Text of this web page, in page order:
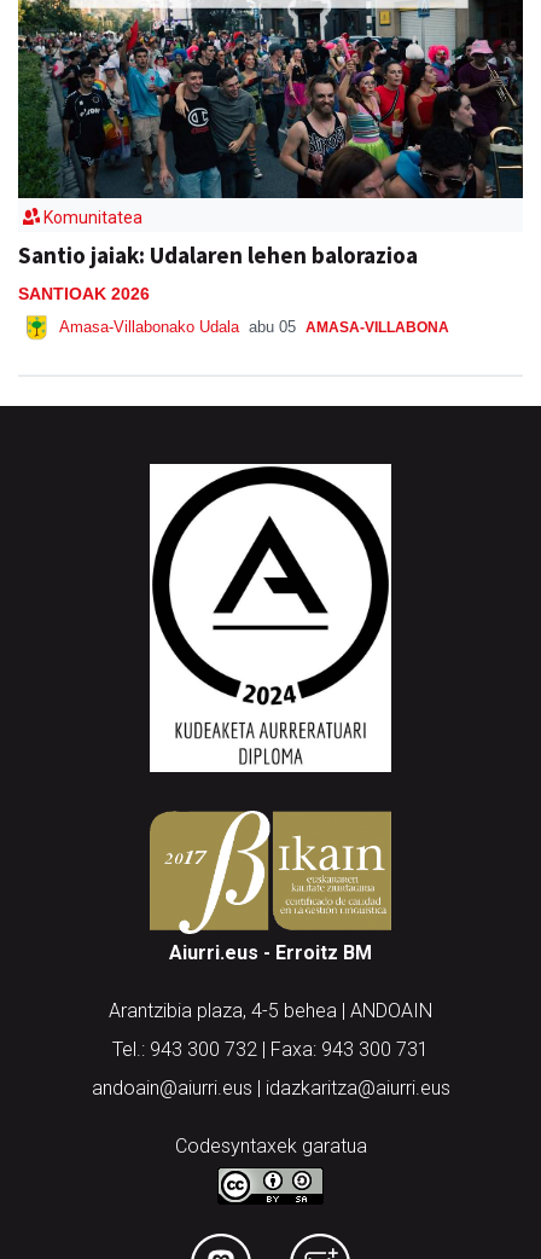
Komunitatea
Santio jaiak: Udalaren lehen balorazioa
SANTIOAK 2026
Amasa-Villabonako Udala abu 05 AMASA-VILLABONA
Aiurri.eus - Erroitz BM
Arantzibia plaza, 4-5 behea | ANDOAIN
Tel.: 943 300 732 | Faxa: 943 300 731
andoain@aiurri.eus | idazkaritza@aiurri.eus
Codesyntaxek garatua